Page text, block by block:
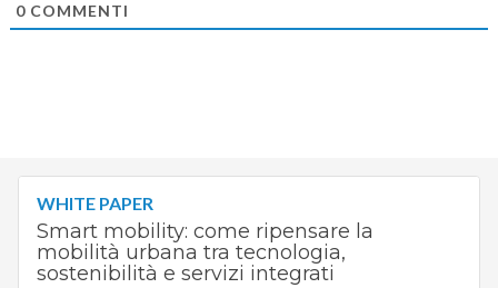
0COMMENTI
WHITE PAPER
Smart mobility: come ripensare la
mobilità urbana tra tecnologia,
sostenibilità e servizi integrati